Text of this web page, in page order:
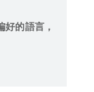
的語言，